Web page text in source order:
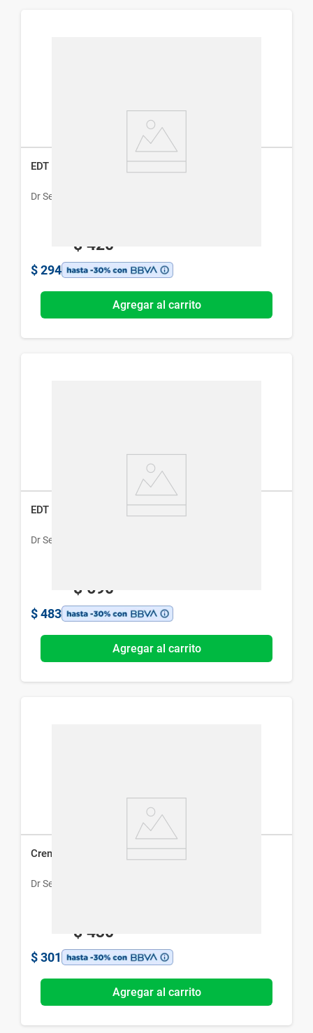
EDT Dr. Selby Make It Fun Euphoric Man x 45 ml
Dr Selby
$ 420
$ 294
Agregar al carrito
EDT Flower Me Gardenia x 30 ml
Dr Selby
$ 690
$ 483
Agregar al carrito
Crema Corporal Dr Selby Miel x 200 g
Dr Selby
$ 430
$ 301
Agregar al carrito